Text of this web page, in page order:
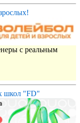
с реальным
школ "FD"